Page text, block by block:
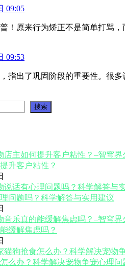
09:05
！原来行为矫正不是简单打骂
09:53
指出了巩固阶段的重要性。很
搜索
升客户粘性？
问题吗？科学解答与实用建议
缓解焦虑吗？
么办？科学解决宠物争宠心理问